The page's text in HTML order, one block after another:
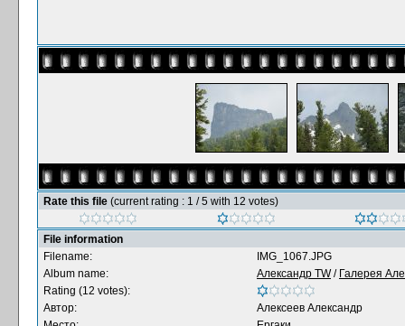
Rate this file (current rating : 1 / 5 with 12 votes)
File information
Filename:
IMG_1067.JPG
Album name:
Александр TW/ Галерея
Rating (12 votes):
Автор:
Алексеев Александр